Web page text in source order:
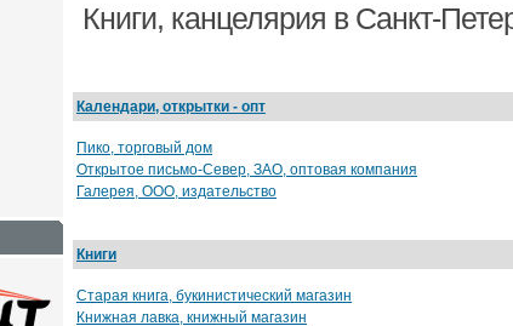
Книги, канцелярия в Санкт-
Календари, открытки - опт
Пико, торговый дом
Открытое письмо-Север, ЗАО, оптовая компания
Галерея, ООО, издательство
Книги
Старая книга, букинистический магазин
Книжная лавка, книжный магазин